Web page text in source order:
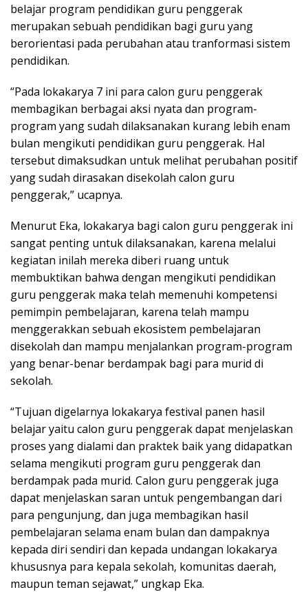
belajar program pendidikan guru penggerak
merupakan sebuah pendidikan bagi guru yang
berorientasi pada perubahan atau tranformasi sistem
pendidikan.
“Pada lokakarya 7 ini para calon guru penggerak
membagikan berbagai aksi nyata dan program-
program yang sudah dilaksanakan kurang lebih enam
bulan mengikuti pendidikan guru penggerak. Hal
tersebut dimaksudkan untuk melihat perubahan positif
yang sudah dirasakan disekolah calon guru
penggerak,” ucapnya.
Menurut Eka, lokakarya bagi calon guru penggerak ini
sangat penting untuk dilaksanakan, karena melalui
kegiatan inilah mereka diberi ruang untuk
membuktikan bahwa dengan mengikuti pendidikan
guru penggerak maka telah memenuhi kompetensi
pemimpin pembelajaran, karena telah mampu
menggerakkan sebuah ekosistem pembelajaran
disekolah dan mampu menjalankan program-program
yang benar-benar berdampak bagi para murid di
sekolah.
“Tujuan digelarnya lokakarya festival panen hasil
belajar yaitu calon guru penggerak dapat menjelaskan
proses yang dialami dan praktek baik yang didapatkan
selama mengikuti program guru penggerak dan
berdampak pada murid. Calon guru penggerak juga
dapat menjelaskan saran untuk pengembangan dari
para pengunjung, dan juga membagikan hasil
pembelajaran selama enam bulan dan dampaknya
kepada diri sendiri dan kepada undangan lokakarya
khususnya para kepala sekolah, komunitas daerah,
maupun teman sejawat,” ungkap Eka.